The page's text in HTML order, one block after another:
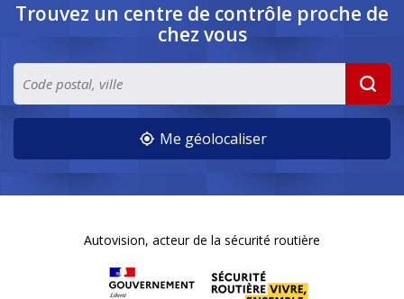
Trouvez un centre de contrôle proche de
chez vous
Me géolocaliser
Autovision, acteur de la sécurité routière